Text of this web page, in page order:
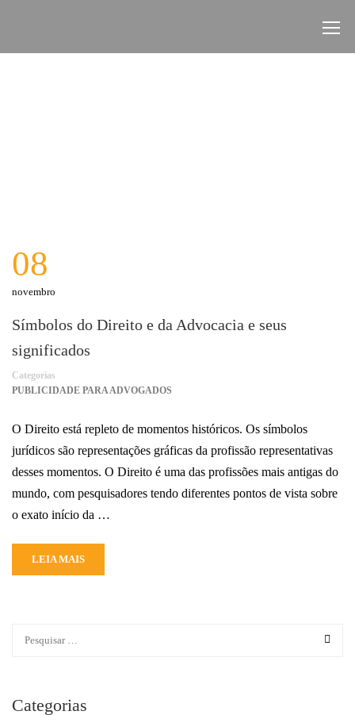
08
novembro
Símbolos do Direito e da Advocacia e seus
significados
Categorias
PUBLICIDADE PARA ADVOGADOS
O Direito está repleto de momentos históricos. Os símbolos
jurídicos são representações gráficas da profissão representativas
desses momentos. O Direito é uma das profissões mais antigas do
mundo, com pesquisadores tendo diferentes pontos de vista sobre
o exato início da …
LEIA MAIS
Categorias